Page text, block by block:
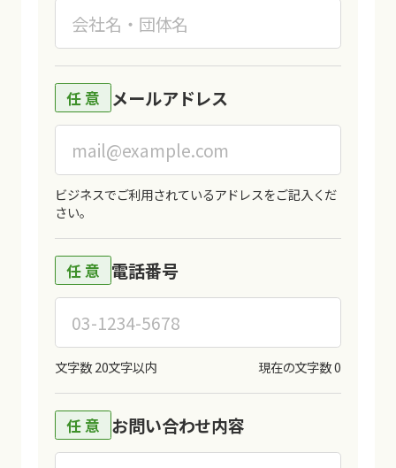
メールアドレス
ビジネスでご利用されているアドレスをご記入くだ
さい。
電話番号
文字数 20文字以内 現在の文字数0
お問い合わせ内容